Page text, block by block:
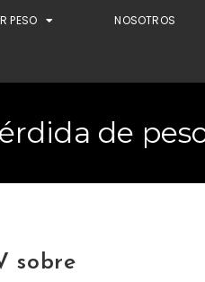
PESO NOSOTROS
de
sobre